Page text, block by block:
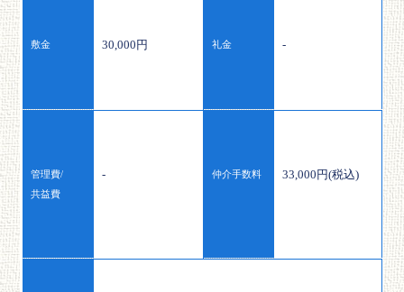
敷金 30,000円 礼金 -
管理費/
共益費
- 仲介手数料 33,000円(税込)